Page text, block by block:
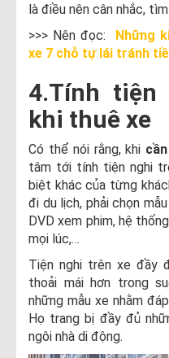
là điều nên cân nhắc, tìm
>>> Nên đọc: Những
xe 7 chỗ tự lái tránh
4.Tính tiện
khi thuê xe
Có thể nói rằng, khi
tâm tới tính tiện nghi
biệt khác của từng
đi du lịch, phải chọn
DVD xem phim, hệ
mọi lúc,…
Tiện nghi trên xe đầy
thoải mái hơn trong
những mẫu xe nhằm
Họ trang bị đầy đủ
ngôi nhà di động.